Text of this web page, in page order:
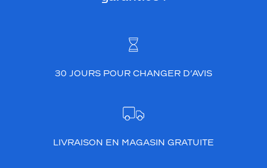
30 JOURS POUR CHANGER D’AVIS
LIVRAISON EN MAGASIN GRATUITE